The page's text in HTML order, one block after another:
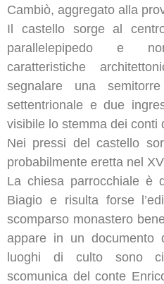
Cambiò, aggregato alla
Il castello sorge al
parallelepipedo e
caratteristiche
segnalare una
settentrionale e due
visibile lo stemma dei conti
Nei pressi del castello
probabilmente eretta nel
La chiesa parrocchiale è
Biagio e risulta forse
scomparso monastero
appare in un
luoghi di culto sono
scomunica del conte